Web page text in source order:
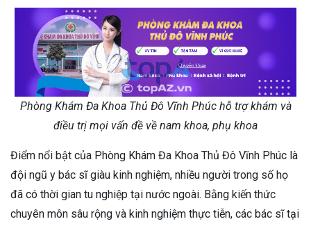
Phòng Khám Đa Khoa Thủ Đô Vĩnh Phúc hỗ trợ khám và
điều trị mọi vấn đề về nam khoa, phụ khoa
Điểm nổi bật của Phòng Khám Đa Khoa Thủ Đô Vĩnh Phúc là
đội ngũ y bác sĩ giàu kinh nghiệm, nhiều người trong số họ
đã có thời gian tu nghiệp tại nước ngoài. Bằng kiến thức
chuyên môn sâu rộng và kinh nghiệm thực tiễn, các bác sĩ tại